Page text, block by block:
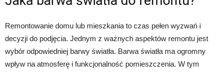
Remontowanie domu lub mieszkania to czas pełen wyzwań i
decyzji do podjęcia. Jednym z ważnych aspektów remontu jest
wybór odpowiedniej barwy światła. Barwa światła ma ogromny
wpływ na atmosferę i funkcjonalność pomieszczenia. W tym